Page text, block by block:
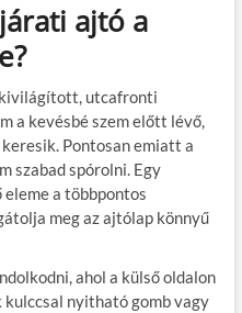
ajtó a
utcafronti
a kevésbé szem előtt lévő,
Pontosan emiatt a
szabad spórolni. Egy
a többpontos
meg az ajtólap könnyű
ahol a külső oldalon
kulccsal nyitható gomb vagy